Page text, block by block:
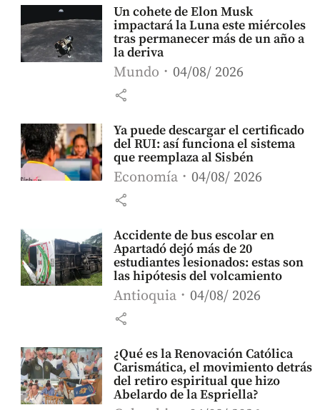
Un cohete de Elon Musk
impactará la Luna este miércoles
tras permanecer más de un año a
la deriva
Mundo 04/08/ 2026
share
Ya puede descargar el certificado
del RUI: así funciona el sistema
que reemplaza al Sisbén
Economía 04/08/ 2026
share
Accidente de bus escolar en
Apartadó dejó más de 20
estudiantes lesionados: estas son
las hipótesis del volcamiento
Antioquia 04/08/ 2026
share
¿Qué es la Renovación Católica
Carismática, el movimiento detrás
del retiro espiritual que hizo
Abelardo de la Espriella?